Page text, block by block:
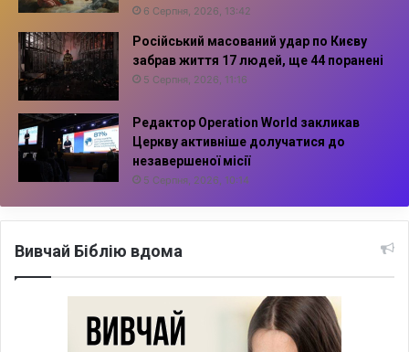
6 Серпня, 2026, 13:42
Російський масований удар по Києву
забрав життя 17 людей, ще 44 поранені
5 Серпня, 2026, 11:16
Редактор Operation World закликав
Церкву активніше долучатися до
незавершеної місії
5 Серпня, 2026, 10:14
Вивчай Біблію вдома